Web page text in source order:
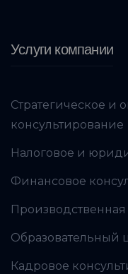
Услуги компании
Стратегическое и
консультирование
Налоговое и
Финансовое
Производственная
Образовательный
Кадровое